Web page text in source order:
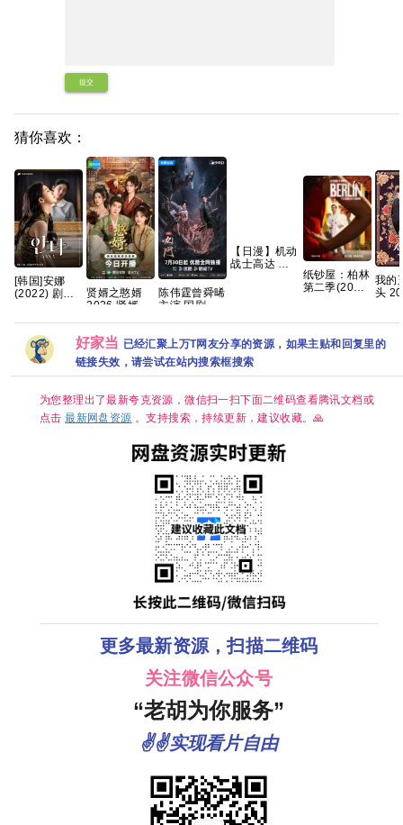
提交
猜你喜欢：
[韩国]安娜
(2022) 剧情
第二个安娜 /
두 번째 안나 /
贤婿之憨婿
2026 贤婿2
君 范梦 徐紫
茵 已更最新
夸克
陈伟霆曾舜晞
主演 国剧 九
资源分享
【日漫】机动
战士高达 闪
【剧情 / 科
幻】【内嵌中
字】【豆瓣：
8.1】夸克
纸钞屋：柏林
第二季(2026)
[43.1GB]
我的
头
俊】
好家当 已经汇聚上万T网友分享的资源，如果主贴和回复里的
链接失效，请尝试在站内搜索框搜索
为您整理出了最新夸克资源，微信扫一扫下面二维码查看腾讯文档或
点击最新网盘资源 。支持搜索，持续更新，建议收藏。🙏
更多最新资源，扫描二维码
关注微信公众号
“老胡为你服务”
✌✌实现看片自由